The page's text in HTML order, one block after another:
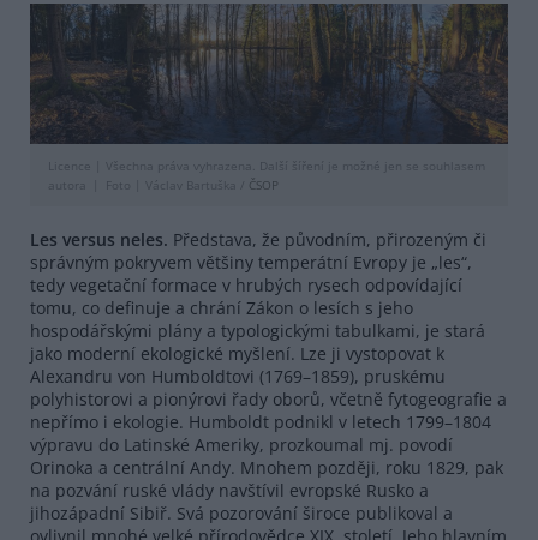
Licence |
Všechna práva vyhrazena. Další šíření je možné jen se souhlasem
autora
Foto | Václav Bartuška / ČSOP
Les versus neles. Představa, že původním, přirozeným či
správným pokryvem většiny temperátní Evropy je „les“,
tedy vegetační formace v hrubých rysech odpovídající
tomu, co definuje a chrání Zákon o lesích s jeho
hospodářskými plány a typologickými tabulkami, je stará
jako moderní ekologické myšlení. Lze ji vystopovat k
Alexandru von Humboldtovi (1769–1859), pruskému
polyhistorovi a pionýrovi řady oborů, včetně fytogeografie a
nepřímo i ekologie. Humboldt podnikl v letech 1799–1804
výpravu do Latinské Ameriky, prozkoumal mj. povodí
Orinoka a centrální Andy. Mnohem později, roku 1829, pak
na pozvání ruské vlády navštívil evropské Rusko a
jihozápadní Sibiř. Svá pozorování široce publikoval a